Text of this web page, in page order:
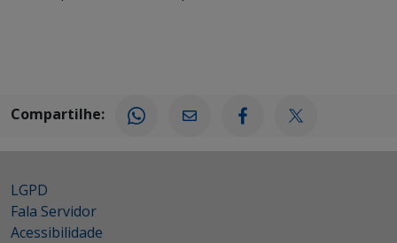
Compartilhe:
LGPD
Fala Servidor
Acessibilidade